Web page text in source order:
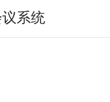
系统